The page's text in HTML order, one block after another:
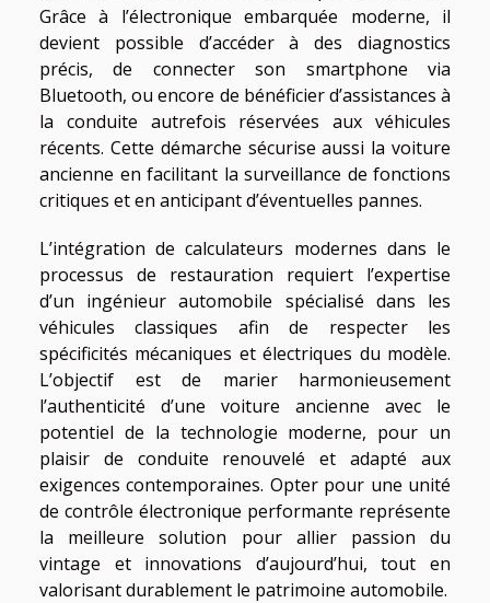
Grâce à l’électronique embarquée moderne, il
devient possible d’accéder à des diagnostics
précis, de connecter son smartphone via
Bluetooth, ou encore de bénéficier d’assistances à
la conduite autrefois réservées aux véhicules
récents. Cette démarche sécurise aussi la voiture
ancienne en facilitant la surveillance de fonctions
critiques et en anticipant d’éventuelles pannes.
L’intégration de calculateurs modernes dans le
processus de restauration requiert l’expertise
d’un ingénieur automobile spécialisé dans les
véhicules classiques afin de respecter les
spécificités mécaniques et électriques du modèle.
L’objectif est de marier harmonieusement
l’authenticité d’une voiture ancienne avec le
potentiel de la technologie moderne, pour un
plaisir de conduite renouvelé et adapté aux
exigences contemporaines. Opter pour une unité
de contrôle électronique performante représente
la meilleure solution pour allier passion du
vintage et innovations d’aujourd’hui, tout en
valorisant durablement le patrimoine automobile.